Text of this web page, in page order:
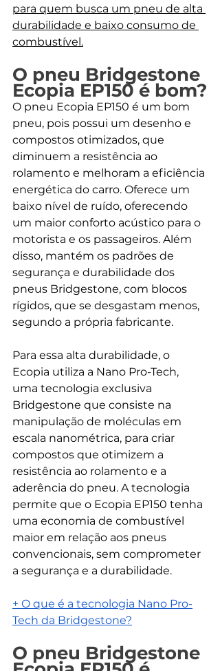
para quem busca um pneu de alta
durabilidade e baixo consumo de
combustível.
O pneu Bridgestone
Ecopia EP150 é bom?
O pneu Ecopia EP150 é um bom
pneu, pois possui um desenho e
compostos otimizados, que
diminuem a resistência ao
rolamento e melhoram a eficiência
energética do carro. Oferece um
baixo nível de ruído, oferecendo
um maior conforto acústico para o
motorista e os passageiros. Além
disso, mantém os padrões de
segurança e durabilidade dos
pneus Bridgestone, com blocos
rígidos, que se desgastam menos,
segundo a própria fabricante.
Para essa alta durabilidade, o
Ecopia utiliza a Nano Pro-Tech,
uma tecnologia exclusiva
Bridgestone que consiste na
manipulação de moléculas em
escala nanométrica, para criar
compostos que otimizem a
resistência ao rolamento e a
aderência do pneu. A tecnologia
permite que o Ecopia EP150 tenha
uma economia de combustível
maior em relação aos pneus
convencionais, sem comprometer
a segurança e a durabilidade.
+ O que é a tecnologia Nano Pro-
Tech da Bridgestone?
O pneu Bridgestone